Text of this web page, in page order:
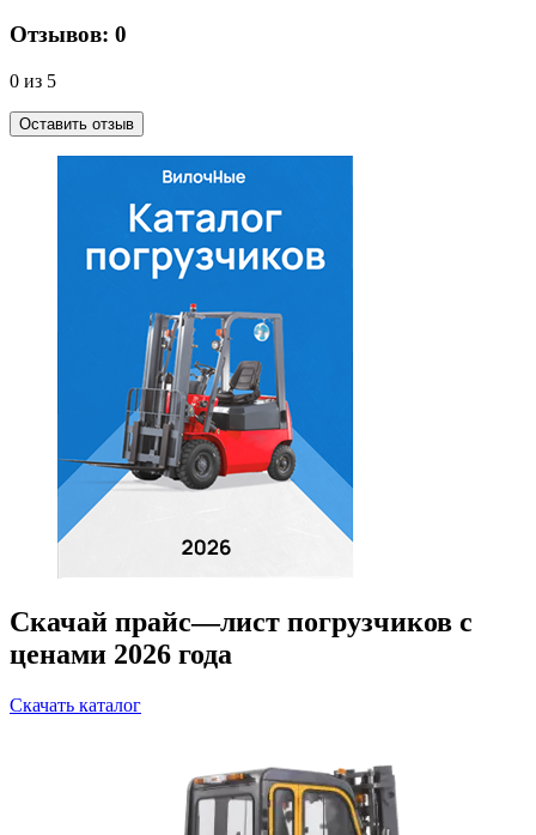
Отзывов: 0
0 из 5
Оставить отзыв
Скачай прайс—лист погрузчиков с
ценами 2026 года
Скачать каталог